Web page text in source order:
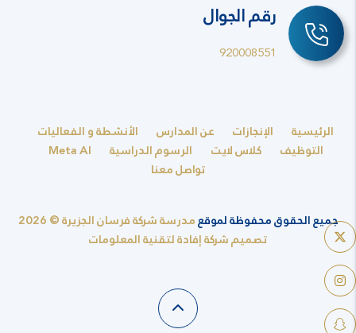
رقم الجوال
920008551
الرئيسية الإنجازات عن المدارس
الأنشطة و الفعاليات
التوظيف
كلاس لايت الرسوم الدراسية
Meta AI
تواصل معنا
جميع الحقوق محفوظة لموقعمدرسة شركة فرسان الجزيرة © 2026
تصميم شركة إفادة لتقنية المعلومات